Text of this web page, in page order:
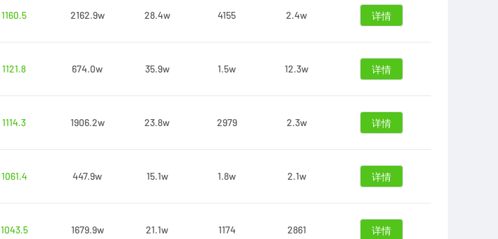
1160.5
2162.9w 28.4w 4155 2.4w 详情
1121.8
674.0w 35.9w 1.5w 12.3w 详情
1114.3
1906.2w 23.8w 2979 2.3w 详情
1061.4
447.9w 15.1w 1.8w 2.1w 详情
1043.5
1679.9w 21.1w 1174 2861 详情